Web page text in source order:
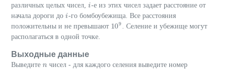
различных целых чисел, i
i-е из этих чисел задает расстояние от
начала дороги до i
i-го бомбоубежища. Все расстояния
положительны и не превышают 109
109 . Селение и убежище могут
располагаться в одной точке.
Выходные данные
Выведите n
n чисел - для каждого селения выведите номер